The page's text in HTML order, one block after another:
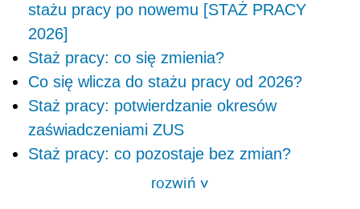
stażu pracy po nowemu [STAŻ PRACY
2026]
Staż pracy: co się zmienia?
Co się wlicza do stażu pracy od 2026?
Staż pracy: potwierdzanie okresów
zaświadczeniami ZUS
Staż pracy: co pozostaje bez zmian?
rozwiń>